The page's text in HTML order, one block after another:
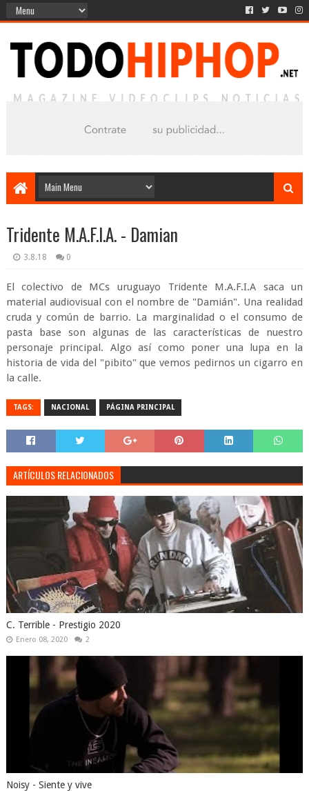
Tridente M.A.F.I.A. - Damian
3.8.18 0
El colectivo de MCs uruguayo Tridente M.A.F.I.A saca un
material audiovisual con el nombre de "Damián". Una realidad
cruda y común de barrio. La marginalidad o el consumo de
pasta base son algunas de las características de nuestro
personaje principal. Algo así como poner una lupa en la
historia de vida del "pibito" que vemos pedirnos un cigarro en
la calle.
TAGS: NACIONAL PÁGINA PRINCIPAL
ARTÍCULOS RELACIONADOS
C. Terrible - Prestigio 2020
Enero 08, 2020 2
Noisy - Siente y vive